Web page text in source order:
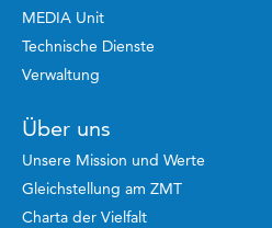
MEDIA Unit
Technische Dienste
Verwaltung
Über uns
Unsere Mission und Werte
Gleichstellung am ZMT
Charta der Vielfalt